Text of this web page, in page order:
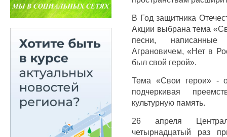
В Год защитника
Акции выбрана тема
песни, написанные
Аграновичем, «Нет в
был свой герой».
Тема «Свои герои» -
подчеркивая
культурную память.
26 апреля
четырнадцатый раз